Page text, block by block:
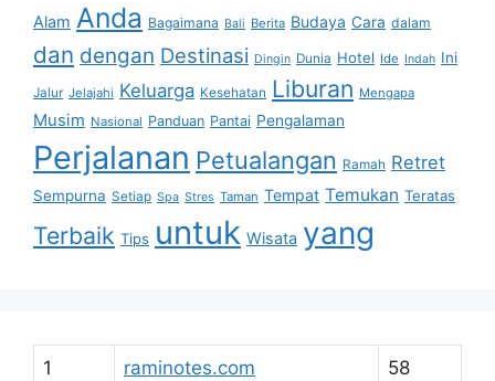
Alam Anda Bagaimana Bali Berita Budaya Cara dalam
dan dengan Destinasi Dingin Dunia Hotel Ide Indah Ini
Jalur Jelajahi Keluarga Kesehatan Liburan Mengapa
Musim Nasional Panduan Pantai Pengalaman
Perjalanan Petualangan Ramah Retret
Sempurna Setiap Spa Stres Taman Tempat Temukan Teratas
Terbaik Tips untuk Wisata yang
1 raminotes.com 58